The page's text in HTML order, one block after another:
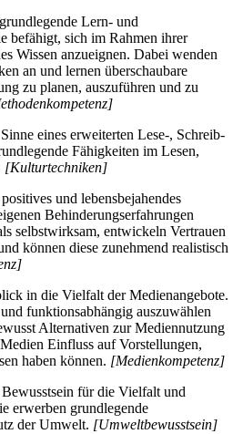
Lern- und
befähigt, sich im Rahmen ihrer
Wissen anzueignen. Dabei wenden
an und lernen überschaubare
zu planen, auszuführen und zu
eines erweiterten Lese-, Schreib-
Fähigkeiten im Lesen,
[Kulturtechniken]
und lebensbejahendes
Behinderungserfahrungen
selbstwirksam, entwickeln Vertrauen
können diese zunehmend realistisch
in die Vielfalt der Medienangebote.
funktionsabhängig auszuwählen
Alternativen zur Mediennutzung
Einfluss auf Vorstellungen,
haben können. [Medienkompetenz]
für die Vielfalt und
erwerben grundlegende
der Umwelt. [Umweltbewusstsein]